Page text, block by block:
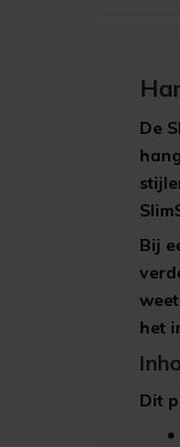
De
Bij
het
Dit